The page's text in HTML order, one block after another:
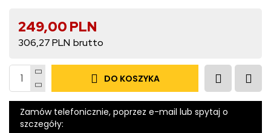
249,00 PLN
306,27 PLN
DO KOSZYKA
Zamów telefonicznie, poprzez e-mail lub spytaj o
szczegóły: